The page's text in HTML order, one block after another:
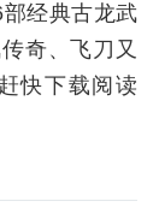
经典古龙武
奇、飞刀又
快下载阅读